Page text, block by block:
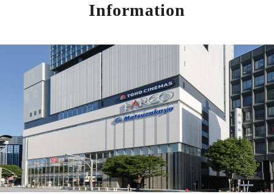
Information